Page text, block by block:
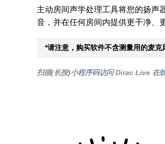
主动房间声学处理工具将您的扬声
音，并在任何房间内提供更干净、
*请注意，购买软件不含测量用的麦克
扫描(长按)小程序码访问 Dirac Live 在